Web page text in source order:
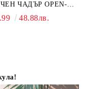
ЧАДЪР OPEN-
TECHNOLOGY
48.88лв.